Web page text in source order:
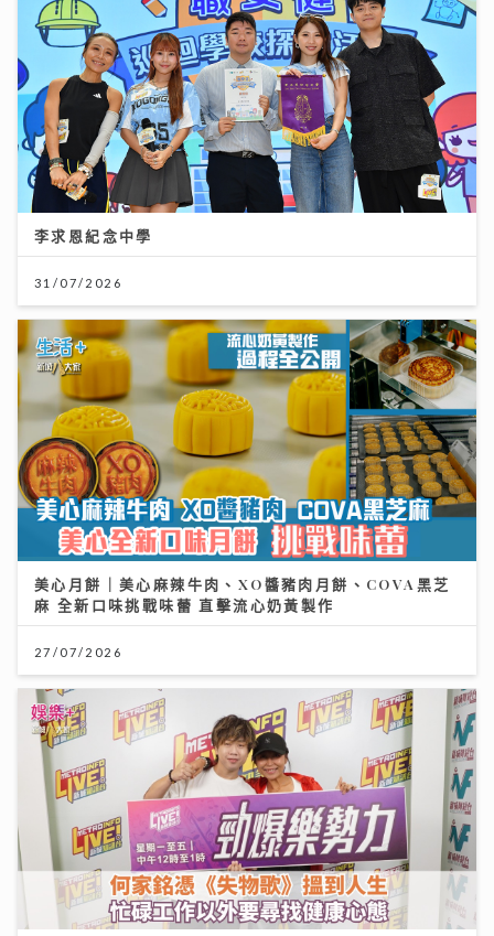
李求恩紀念中學
31/07/2026
美心月餅｜美心麻辣牛肉、XO醬豬肉月餅、COVA黑芝
麻 全新口味挑戰味蕾 直擊流心奶黃製作
27/07/2026